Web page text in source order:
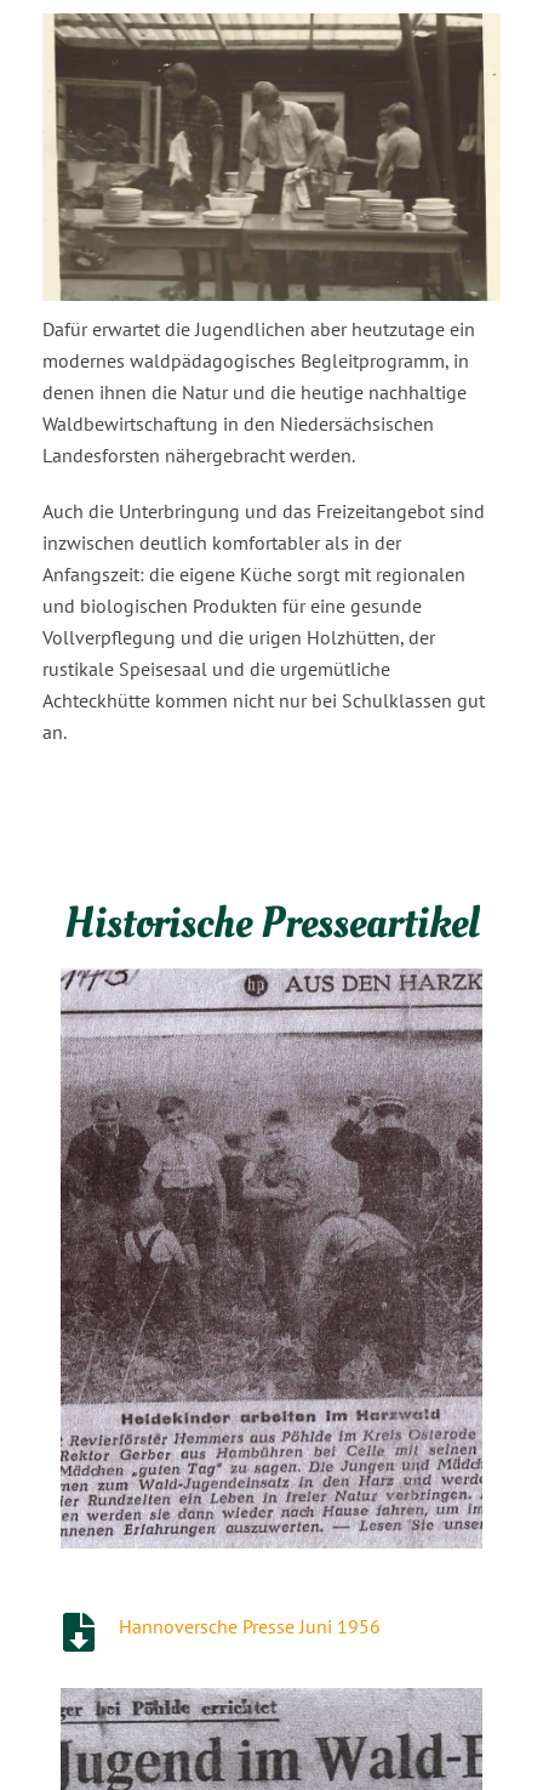
Dafür erwartet die Jugendlichen aber heutzutage ein
modernes waldpädagogisches Begleitprogramm, in
denen ihnen die Natur und die heutige nachhaltige
Waldbewirtschaftung in den Niedersächsischen
Landesforsten nähergebracht werden.
Auch die Unterbringung und das Freizeitangebot sind
inzwischen deutlich komfortabler als in der
Anfangszeit: die eigene Küche sorgt mit regionalen
und biologischen Produkten für eine gesunde
Vollverpflegung und die urigen Holzhütten, der
rustikale Speisesaal und die urgemütliche
Achteckhütte kommen nicht nur bei Schulklassen gut
an.
Historische Presseartikel
Hannoversche Presse Juni 1956